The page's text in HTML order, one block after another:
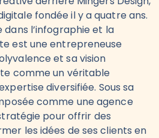
fondée il y a quatre ans.
dans l’infographie et la
est une entrepreneuse
et sa vision
comme un véritable
diversifiée. Sous sa
comme une agence
pour offrir des
les idées de ses clients en